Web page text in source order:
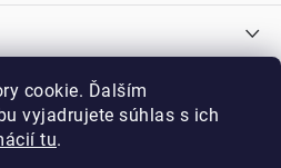
cookie. Ďalším
vyjadrujete súhlas s ich
tu.